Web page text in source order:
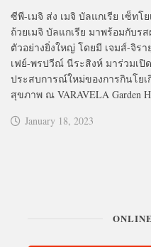
ซีพี-เมจิ ส่ง เมจิ บัลแกเรีย เซ็ทโ
ถ้วยเมจิ บัลแกเรีย มาพร้อมกับร
ตัวอย่างยิ่งใหญ่ โดยมี เจมส์-จิ
เฟย์-พรปวีณ์ นีระสิงห์ มาร่วมเปิ
ประสบการณ์ใหม่ของการกินโย
สุขภาพ ณ VARAVELA Garden
January 18, 2023